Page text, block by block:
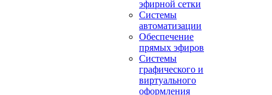
эфирной сетки
Системы
автоматизации
Обеспечение
прямых эфиров
Системы
графического и
виртуального
оформления